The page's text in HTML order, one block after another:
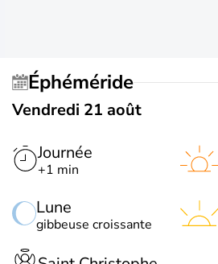
Éphéméride
Vendredi 21 août
Journée
+1 min
Lune
gibbeuse croissante